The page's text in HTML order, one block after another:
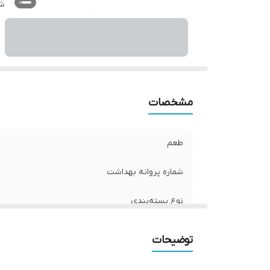
مشخصات
طعم
شماره پروانه بهداشت
نوع بسته‌بندی
توضیحات